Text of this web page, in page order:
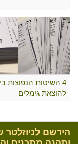
4 השיטות הנפוצות
להוצאת גימלים
הירשם לניוזלטר